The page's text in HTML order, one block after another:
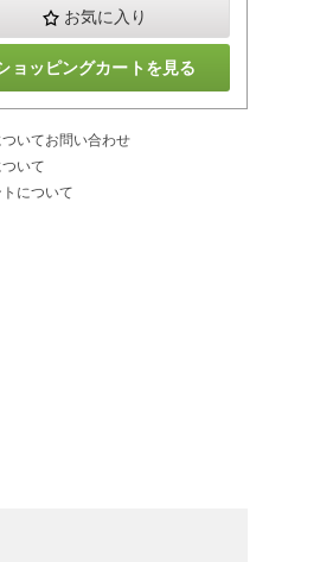
お気に入り
ョッピングカートを見る
いてお問い合わせ
いて
について